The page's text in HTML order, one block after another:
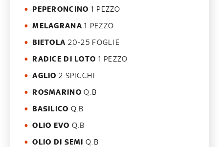
PEPERONCINO 1 PEZZO
MELAGRANA 1 PEZZO
BIETOLA 20-25 FOGLIE
RADICE DI LOTO 1 PEZZO
AGLIO 2 SPICCHI
ROSMARINO Q.B
BASILICO Q.B
OLIO EVO Q.B
OLIO DI SEMI Q.B